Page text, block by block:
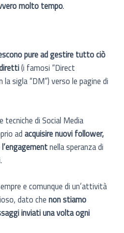
molto tempo.
pure ad gestire tutto ciò
(i famosi “Direct
la sigla “DM”) verso le pagine di
di Social Media
adacquisire nuovi follower,
nella speranza di
e comunque di un’attività
dato chenon stiamo
inviati una volta ogni